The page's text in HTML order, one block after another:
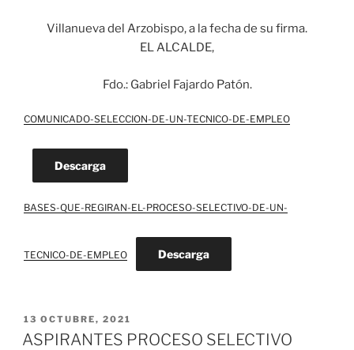
Villanueva del Arzobispo, a la fecha de su firma.
EL ALCALDE,
Fdo.: Gabriel Fajardo Patón.
COMUNICADO-SELECCION-DE-UN-TECNICO-DE-EMPLEO
Descarga
BASES-QUE-REGIRAN-EL-PROCESO-SELECTIVO-DE-UN-
TECNICO-DE-EMPLEO Descarga
PUBLICADO
EL
13 OCTUBRE, 2021
ASPIRANTES PROCESO SELECTIVO